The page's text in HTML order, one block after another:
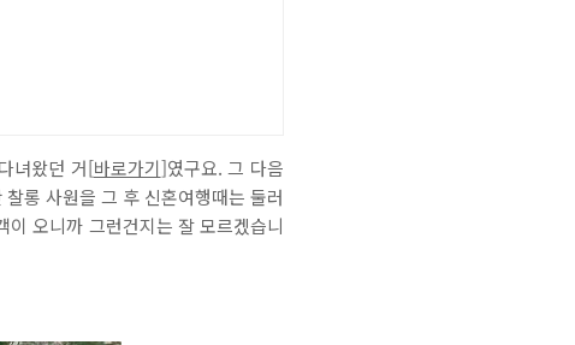
녀왔던 거[바로가기]였구요. 그 다음
롱 사원을 그 후 신혼여행때는 둘러
오니까 그런건지는 잘 모르겠습니